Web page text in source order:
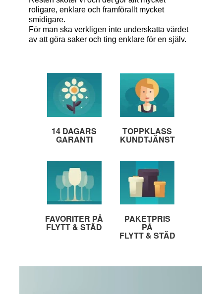
roligare, enklare och framförallt mycket
smidigare.
För man ska verkligen inte underskatta värdet
av att göra saker och ting enklare för en själv.
14 DAGARS
GARANTI
TOPPKLASS
KUNDTJÄNST
FAVORITER PÅ
FLYTT & STÄD
PAKETPRIS
PÅ
FLYTT & STÄD